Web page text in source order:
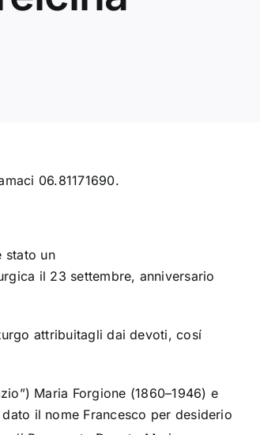
06.81171690.
stato un
il 23 settembre, anniversario
attribuitagli dai devoti, cosí
Maria Forgione (1860–1946) e
il nome Francesco per desiderio